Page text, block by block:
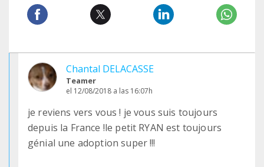
Chantal DELACASSE
Teamer
el 12/08/2018 a las 16:07h
je reviens vers vous ! je vous suis toujours
depuis la France !le petit RYAN est toujours
génial une adoption super !!!